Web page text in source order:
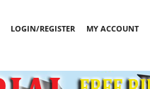
LOGIN/REGISTER MY ACCOUNT